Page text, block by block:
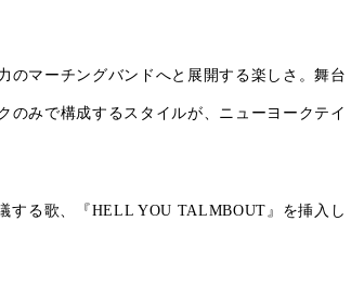
のマーチングバンドへと展開する楽しさ。舞台
のみで構成するスタイルが、ニューヨークテイ
する歌、『HELL YOU TALMBOUT』を挿入し